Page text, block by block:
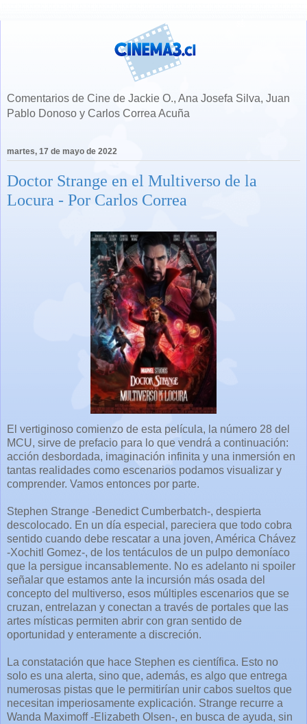
Comentarios de Cine de Jackie O., Ana Josefa Silva, Juan
Pablo Donoso y Carlos Correa Acuña
martes, 17 de mayo de 2022
Doctor Strange en el Multiverso de la
Locura - Por Carlos Correa
El vertiginoso comienzo de esta película, la número 28 del
MCU, sirve de prefacio para lo que vendrá a continuación:
acción desbordada, imaginación infinita y una inmersión en
tantas realidades como escenarios podamos visualizar y
comprender. Vamos entonces por parte.
Stephen Strange -Benedict Cumberbatch-, despierta
descolocado. En un día especial, pareciera que todo cobra
sentido cuando debe rescatar a una joven, América Chávez
-Xochitl Gomez-, de los tentáculos de un pulpo demoníaco
que la persigue incansablemente. No es adelanto ni spoiler
señalar que estamos ante la incursión más osada del
concepto del multiverso, esos múltiples escenarios que se
cruzan, entrelazan y conectan a través de portales que las
artes místicas permiten abrir con gran sentido de
oportunidad y enteramente a discreción.
La constatación que hace Stephen es científica. Esto no
solo es una alerta, sino que, además, es algo que entrega
numerosas pistas que le permitirían unir cabos sueltos que
necesitan imperiosamente explicación. Strange recurre a
Wanda Maximoff -Elizabeth Olsen-, en busca de ayuda, sin